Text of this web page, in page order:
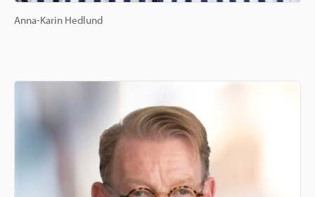
Anna-Karin Hedlund